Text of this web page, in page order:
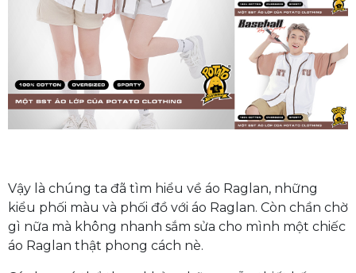
Vậy là chúng ta đã tìm hiểu về áo Raglan, những
kiểu phối màu và phối đồ với áo Raglan. Còn chần chờ
gì nữa mà không nhanh sắm sửa cho mình một chiếc
áo Raglan thật phong cách nè.